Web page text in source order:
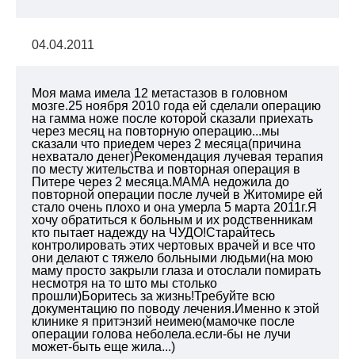
04.04.2011
Моя мама имела 12 метастазов в головном
мозге.25 ноября 2010 года ей сделали операцию
на гамма ноже после которой сказали приехать
через месяц на повторную операцию...мы
сказали что приедем через 2 месяца(причина
нехватало денег)Рекомендация лучевая терапия
по месту жительства и повторная операция в
Питере через 2 месяца.МАМА недожила до
повторной операции после лучей в Житомире ей
стало очень плохо и она умерла 5 марта 2011г.Я
хочу обратиться к больным и их родственникам
кто пытает надежду на ЧУДО!Старайтесь
контролировать этих чертовых врачей и все что
они делают с тяжело больными людьми(на мою
маму просто закрыли глаза и отослали помирать
несмотря на то што мы столько
прошли)Боритесь за жизнь!Требуйте всю
документацию по поводу лечения.Именно к этой
клинике я притэнзий неимею(мамочке после
операции голова неболела.если-бы не лучи
может-быть еще жила...)